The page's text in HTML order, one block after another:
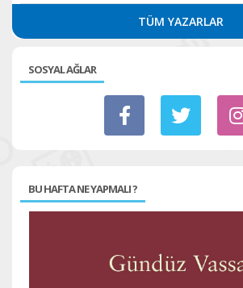
TÜM YAZARLAR
SOSYAL AĞLAR
BU HAFTA NE YAPMALI ?